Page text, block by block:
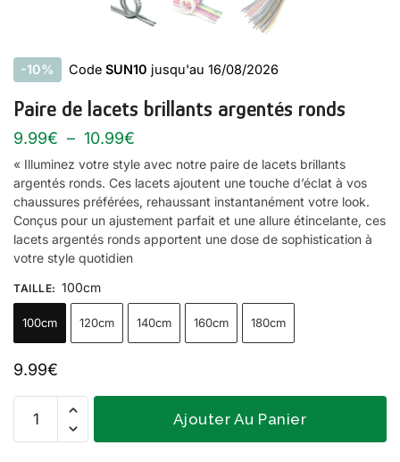
-10% Code SUN10 jusqu'au 16/08/2026
Paire de lacets brillants argentés ronds
9.99€ – 10.99€
« Illuminez votre style avec notre paire de lacets brillants
argentés ronds. Ces lacets ajoutent une touche d’éclat à vos
chaussures préférées, rehaussant instantanément votre look.
Conçus pour un ajustement parfait et une allure étincelante, ces
lacets argentés ronds apportent une dose de sophistication à
votre style quotidien
TAILLE: 100cm
100cm 120cm 140cm 160cm 180cm
9.99€
Ajouter Au Panier